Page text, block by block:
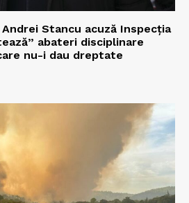
Stancu acuză Inspecția
abateri disciplinare
nu-i dau dreptate